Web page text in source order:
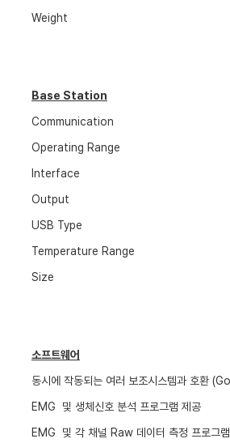
Weight
Base Station
Communication
Operating Range
Interface
Output
USB Type
Temperature Range
Size
소프트웨어
동시에 작동되는 여러 보조시스템과 호환
EMG
및 생체신호 분석 프로그램 제공
EMG
및 각 채널 Raw 데이터 측정 프로그